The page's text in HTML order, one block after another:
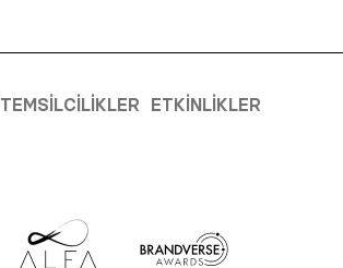
TEMSILCILIKLER ETKINLIKLER